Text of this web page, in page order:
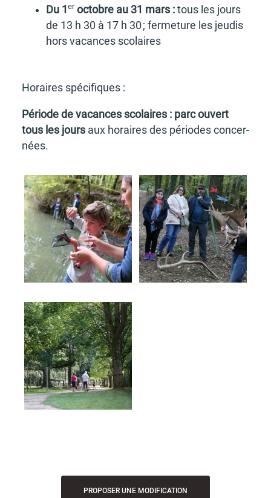
Du 1 eroctobre au 31 mars : tous les jours
de 13 h 30 à 17 h 30 ; ferme­ture les jeudis
hors vacances scolaires
Horaires spéci­fiques :
Période de vacances scolaires : parc ouvert
tous les jours aux horaires des périodes concer­
nées.
PROPOSER UNE MODIFICATION